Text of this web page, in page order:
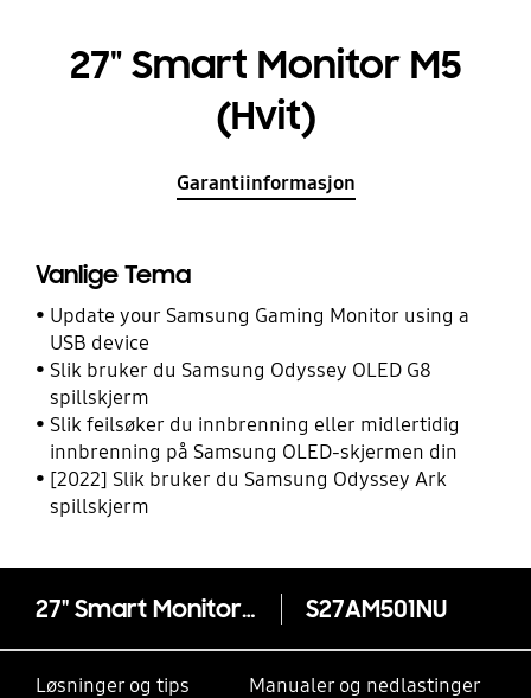
27" Smart Monitor M5
(Hvit)
Garantiinformasjon
Vanlige Tema
Update your Samsung Gaming Monitor using a
USB device
Slik bruker du Samsung Odyssey OLED G8
spillskjerm
Slik feilsøker du innbrenning eller midlertidig
innbrenning på Samsung OLED-skjermen din
[2022] Slik bruker du Samsung Odyssey Ark
spillskjerm
27" Smart Monitor M5 (Hvit) S27AM501NU
Løsninger og tips Manualer og nedlastinger